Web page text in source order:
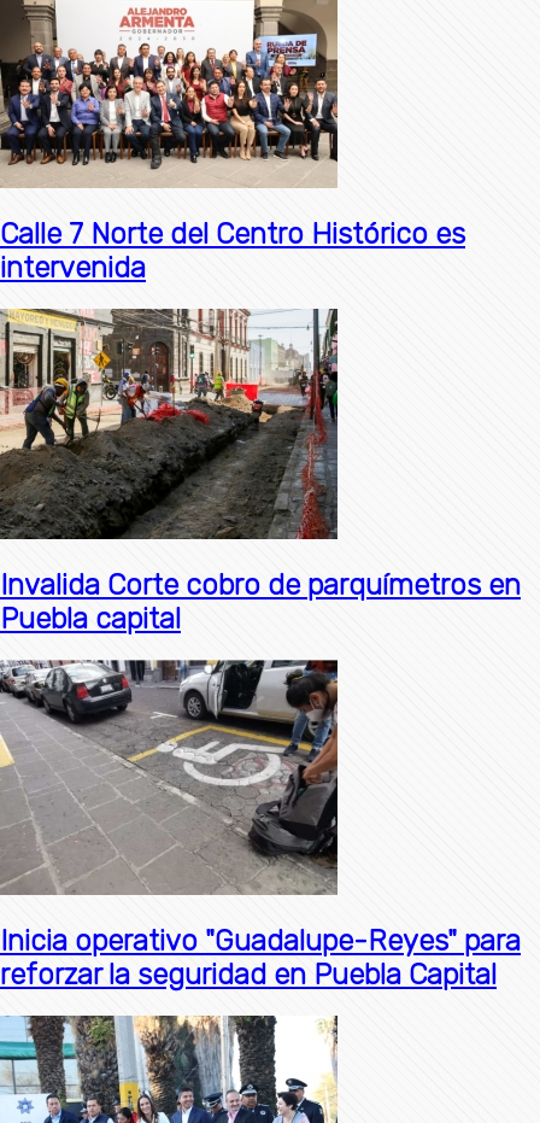
Calle 7 Norte del Centro Histórico es
intervenida
Invalida Corte cobro de parquímetros en
Puebla capital
Inicia operativo "Guadalupe-Reyes" para
reforzar la seguridad en Puebla Capital